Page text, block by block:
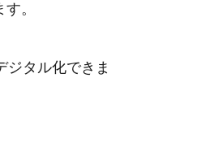
。
ジタル化できま